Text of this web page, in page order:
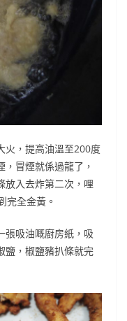
火，提高油溫至200度
，冒煙就係過龍了，
放入去炸第二次，哩
完全金黃。
張吸油嘅廚房紙，吸
鹽，椒鹽豬扒條就完